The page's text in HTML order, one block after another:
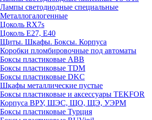
Лампы светодиодные специальные
Металлогалогенные
Цоколь RX7s
Цоколь Е27, E40
Щиты. Шкафы. Боксы. Корпуса
Коробки пломбировочные под автоматы
Боксы пластиковые ABB
Боксы пластиковые TDM
Боксы пластиковые DKC
Шкафы металлические пустые
Боксы пластиковые и аксессуары TEKFOR
Корпуса ВРУ, ШЭС, ЩО, ЩЭ, УЭРМ
Боксы пластиковые Турция